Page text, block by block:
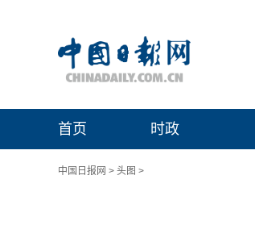
首页 时政
中国日报网 > 头图 >